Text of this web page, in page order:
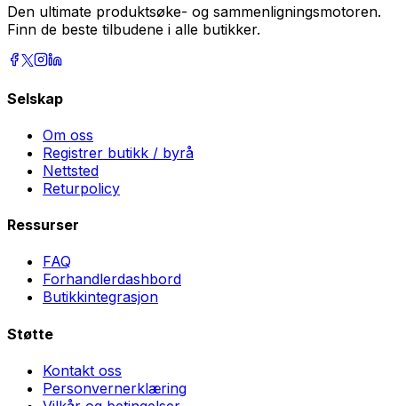
Den ultimate produktsøke- og sammenligningsmotoren.
Finn de beste tilbudene i alle butikker.
Selskap
Om oss
Registrer butikk / byrå
Nettsted
Returpolicy
Ressurser
FAQ
Forhandlerdashbord
Butikkintegrasjon
Støtte
Kontakt oss
Personvernerklæring